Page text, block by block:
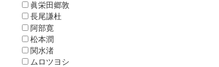
眞栄田郷敦
長尾謙杜
阿部寛
松本潤
関水渚
ムロツヨシ